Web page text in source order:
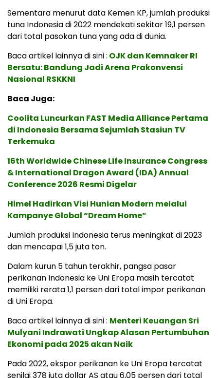
Sementara menurut data Kemen KP, jumlah produksi
tuna Indonesia di 2022 mendekati sekitar 19,1 persen
dari total pasokan tuna yang ada di dunia.
Baca artikel lainnya di sini : OJK dan Kemnaker RI
Bersatu: Bandung Jadi Arena Prakonvensi
Nasional RSKKNI
Baca Juga:
Coolita Luncurkan FAST Media Alliance Pertama
di Indonesia Bersama Sejumlah Stasiun TV
Terkemuka
16th Worldwide Chinese Life Insurance Congress
& International Dragon Award (IDA) Annual
Conference 2026 Resmi Digelar
Himel Hadirkan Visi Hunian Modern melalui
Kampanye Global “Dream Home”
Jumlah produksi Indonesia terus meningkat di 2023
dan mencapai 1,5 juta ton.
Dalam kurun 5 tahun terakhir, pangsa pasar
perikanan Indonesia ke Uni Eropa masih tercatat
memiliki rerata 1,1 persen dari total impor perikanan
di Uni Eropa.
Baca artikel lainnya di sini : Menteri Keuangan Sri
Mulyani Indrawati Ungkap Alasan Pertumbuhan
Ekonomi pada 2025 akan Naik
Pada 2022, ekspor perikanan ke Uni Eropa tercatat
senilai 378 juta dollar AS atau 6,05 persen dari total